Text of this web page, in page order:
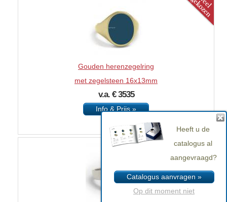
Gouden herenzegelring
met zegelsteen 16x13mm
v.a. € 3535
Info & Prijs »
Heeft u de
catalogus al
aangevraagd?
Catalogus aanvragen »
Op dit moment niet